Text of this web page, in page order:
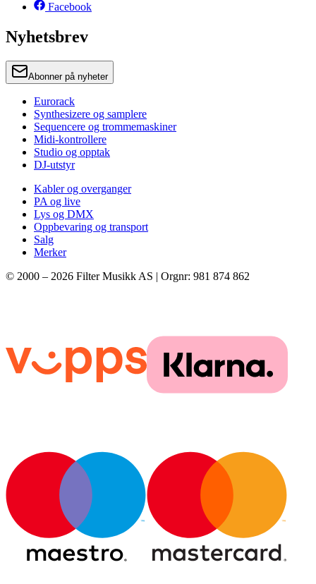
Facebook
Nyhetsbrev
Abonner på nyheter
Eurorack
Synthesizere og samplere
Sequencere og trommemaskiner
Midi-kontrollere
Studio og opptak
DJ-utstyr
Kabler og overganger
PA og live
Lys og DMX
Oppbevaring og transport
Salg
Merker
© 2000 – 2026 Filter Musikk AS | Orgnr: 981 874 862